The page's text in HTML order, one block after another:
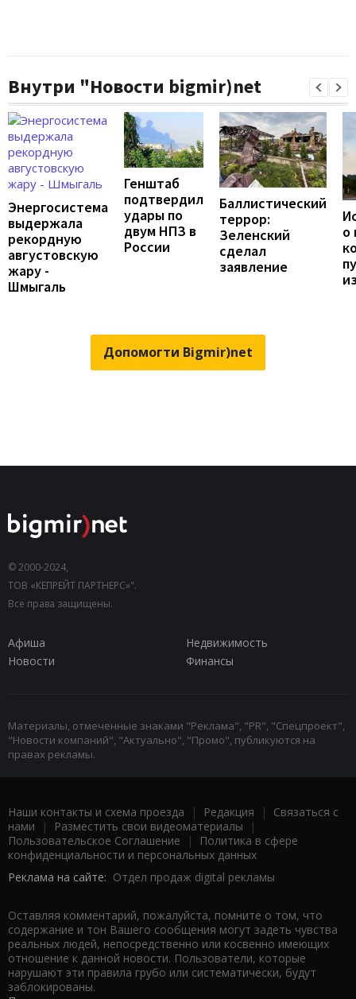
Внутри "Новости bigmir)net
Энергосистема
выдержала
рекордную
августовскую
жару -
Шмыгаль
Генштаб
подтвердил
удары по
двум НПЗ в
России
Баллистический
террор:
Зеленский
сделал
заявление
о
Допомогти Bigmir)net
© 2000-2024,
ТОВ «КЕПРЕЙТ ПАРТНЕРС»".
Все права защищены.
Афиша
Недвижимость
Новости
Финансы
Материалы, отмеченные знаками "Реклама", "PR", "Спецпроект",
"Новости компаний", "Актуально", "Промо", публикуются на
правах рекламы.
Наши контакты и схема проезда | Редакция | Связаться с
нами | Разместить свои видеоматериалы |
Пользовательское Соглашение |
Политика в сфере
конфиденциальности и персональных данных
Реклама на сайте: Отдел продаж digital рекламы
Оставляя комментарий, пожалуйста, помните о том, что
содержание и тон Вашего сообщения могут задеть чувства
реальных людей, непосредственно или косвенно имеющих
отношение к данной новости. Пользователи, которые
нарушают эти правила грубо или систематически, будут
заблокированы.